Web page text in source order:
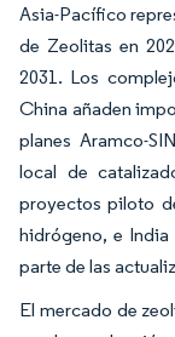
Asia-Pacífico
de Zeolitas en
2031. Los
China añaden
planes Aramco-
local de
proyectos piloto
hidrógeno, e
parte de las
El mercado de